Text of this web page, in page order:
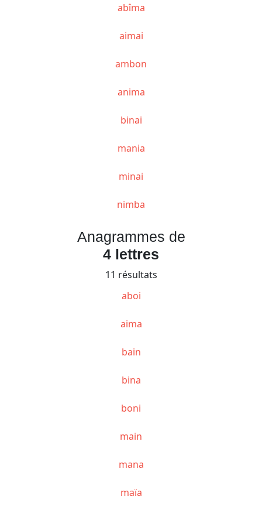
abîma
aimai
ambon
anima
binai
mania
minai
nimba
Anagrammes de
4 lettres
11 résultats
aboi
aima
bain
bina
boni
main
mana
maïa